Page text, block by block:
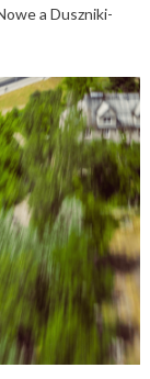
a Duszniki-